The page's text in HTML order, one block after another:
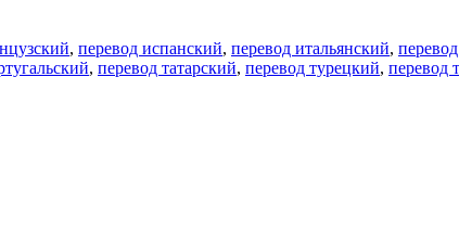
, перевод испанский, перевод итальянский,
, перевод татарский, перевод турецкий, перевод